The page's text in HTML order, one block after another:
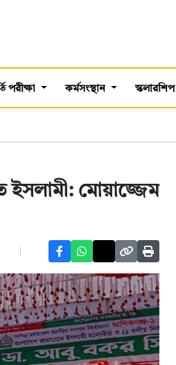
পরীক্ষা কর্মসংস্থান স্কলারশিপ
ইসলামী: মোয়াজ্জেম